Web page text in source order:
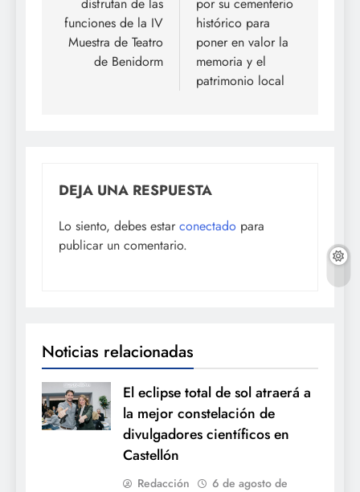
funciones de la IV
Muestra de Teatro
de Benidorm
histórico para
poner en valor la
memoria y el
patrimonio local
DEJA UNA RESPUESTA
Lo siento, debes estar conectado para
publicar un comentario.
Noticias relacionadas
El eclipse total de sol atraerá a
la mejor constelación de
divulgadores científicos en
Castellón
Redacción
6 de agosto de